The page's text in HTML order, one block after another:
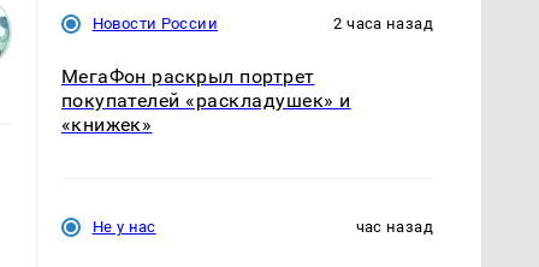
Новости России 2 часа назад
МегаФон раскрыл портрет
покупателей «раскладушек» и
«книжек»
Не у нас час назад